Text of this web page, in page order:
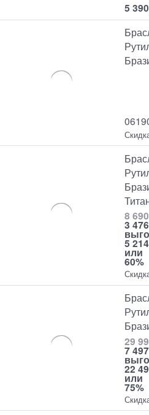
5 390
8 690
3 476
5
или
60%
29
7 497
22
или
75%